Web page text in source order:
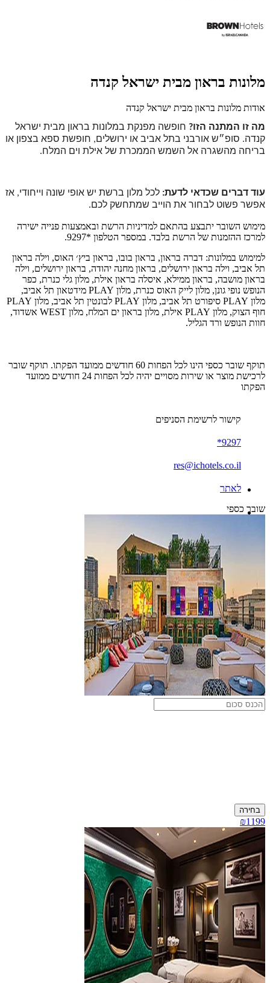
מלונות בראון מבית ישראל קנדה
אודות מלונות בראון מבית ישראל קנדה
מה זו המתנה הזו? חופשה מפנקת במלונות בראון מבית ישראל
קנדה. סופ״ש אורבני בתל אביב או ירושלים, חופשת ספא בצפון או
בריחה מהשגרה אל השמש הממכרת של אילת וים המלח.
עוד דברים שכדאי לדעת: לכל מלון ברשת יש אופי שונה וייחודי, אז
אפשר פשוט לבחור את הוייב שמתחשק לכם.
מימוש השובר יתבצע בהתאם למדיניות הרשת ובאמצעות פנייה ישירה
למרכז ההזמנות של הרשת בלבד. במספר הטלפון *9297.
למימוש במלונות: דברה בראון, בראון בובו, בראון ביץ׳ האוס, וילה בראון
תל אביב, וילה בראון ירושלים, בראון מחנה יהודה, בראון ירושלים, וילה
בראון מושבה, בראון ממילא, איסלה בראון אילת, מלון גלי כנרת, כפר
הנופש נופי גונן, מלון לייק האוס כנרת, מלון PLAY מידטאון תל אביב,
מלון PLAY סיפורט תל אביב, מלון PLAY לבונטין תל אביב, מלון PLAY
חוף הצוק, מלון PLAY אילת, מלון בראון ים המלח, מלון WEST אשדוד,
חוות הנופש ורד הגליל.
תוקף שובר כספי הינו לכל הפחות 60 חודשים ממועד הפקתו. תוקף שובר
לרכישת מוצר או שירות מסויים יהיה לכל הפחות 24 חודשים ממועד
הפקתו
קישור לרשימת הסניפים
9297*
res@ichotels.co.il
לאתר
שובר כספי
בחירה
₪1199